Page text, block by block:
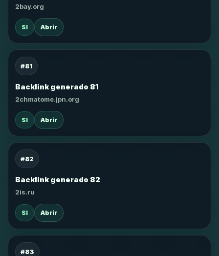
2bay.org
SI Abrir
#81
Backlink generado 81
2chmatome.jpn.org
SI Abrir
#82
Backlink generado 82
2is.ru
SI Abrir
#83